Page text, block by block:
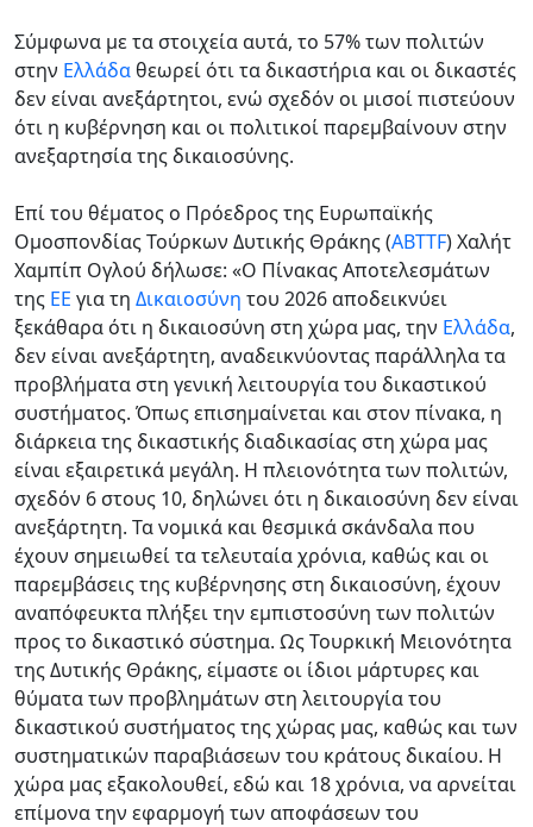
Σύμφωνα με τα στοιχεία αυτά, το 57% των πολιτών
στην Ελλάδαθεωρεί ότι τα δικαστήρια και οι δικαστές
δεν είναι ανεξάρτητοι, ενώ σχεδόν οι μισοί πιστεύουν
ότι η κυβέρνηση και οι πολιτικοί παρεμβαίνουν στην
ανεξαρτησία της δικαιοσύνης.
Επί του θέματος ο Πρόεδρος της Ευρωπαϊκής
Ομοσπονδίας Τούρκων Δυτικής Θράκης (ABTTF) Χαλήτ
Χαμπίπ Ογλού δήλωσε: «Ο Πίνακας Αποτελεσμάτων
της ΕΕ για τη Δικαιοσύνη του 2026 αποδεικνύει
ξεκάθαρα ότι η δικαιοσύνη στη χώρα μας, την Ελλάδα,
δεν είναι ανεξάρτητη, αναδεικνύοντας παράλληλα τα
προβλήματα στη γενική λειτουργία του δικαστικού
συστήματος. Όπως επισημαίνεται και στον πίνακα, η
διάρκεια της δικαστικής διαδικασίας στη χώρα μας
είναι εξαιρετικά μεγάλη. Η πλειονότητα των πολιτών,
σχεδόν 6 στους 10, δηλώνει ότι η δικαιοσύνη δεν είναι
ανεξάρτητη. Τα νομικά και θεσμικά σκάνδαλα που
έχουν σημειωθεί τα τελευταία χρόνια, καθώς και οι
παρεμβάσεις της κυβέρνησης στη δικαιοσύνη, έχουν
αναπόφευκτα πλήξει την εμπιστοσύνη των πολιτών
προς το δικαστικό σύστημα. Ως Τουρκική Μειονότητα
της Δυτικής Θράκης, είμαστε οι ίδιοι μάρτυρες και
θύματα των προβλημάτων στη λειτουργία του
δικαστικού συστήματος της χώρας μας, καθώς και των
συστηματικών παραβιάσεων του κράτους δικαίου. Η
χώρα μας εξακολουθεί, εδώ και 18 χρόνια, να αρνείται
επίμονα την εφαρμογή των αποφάσεων του